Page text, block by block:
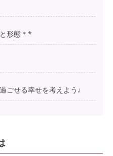
形態＊*
ごせる幸せを考えよう♩